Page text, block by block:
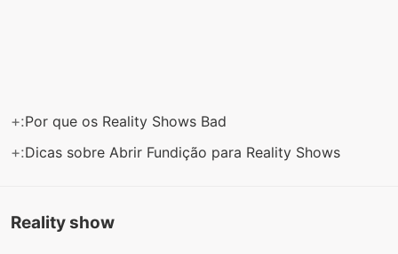
+:Por que os Reality Shows Bad
+:Dicas sobre Abrir Fundição para Reality Shows
Reality show